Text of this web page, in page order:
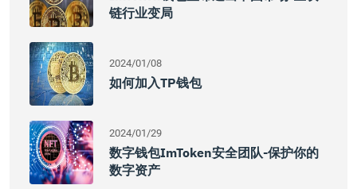
链行业变局
2024/01/08
如何加入TP钱包
2024/01/29
数字钱包imToken安全团队-保护你的
数字资产